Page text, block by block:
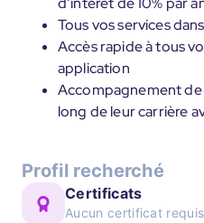
Tous vos services
Accès rapide à tous
application
Accompagnement
long de leur carrière
Profil recherché
Certificats
Aucun certificat requis